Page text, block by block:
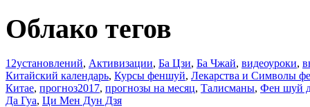
Облако тегов
12установлений, Активизации, Ба Цзи, Ба Чжай, видеоуроки,
Китайский календарь, Курсы феншуй, Лекарства и Символы
Китае, прогноз2017, прогнозы на месяц, Талисманы, Фен шуй
Да Гуа, Ци Мен Дун Дзя